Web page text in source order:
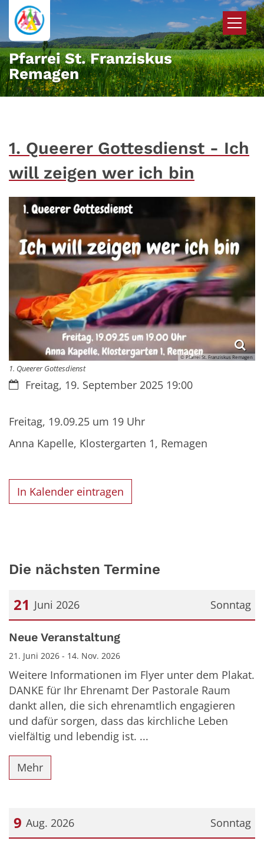
Zum Inhalt springen
Pfarrei St. Franziskus
Remagen
1. Queerer Gottesdienst - Ich
will zeigen wer ich bin
© Pfarrei St. Franziskus Remagen
1. Queerer Gottesdienst
Datum:Freitag, 19. September 2025 19:00
Freitag, 19.09.25 um 19 Uhr
Anna Kapelle, Klostergarten 1, Remagen
In Kalender eintragen
Die nächsten Termine
Sonntag
21 Juni 2026
Datum: 21. Juni 2026
Neue Veranstaltung
21. Juni 2026 - 14. Nov. 2026
Weitere Informationen im Flyer unter dem Plakat.
DANKE für Ihr Ehrenamt Der Pastorale Raum
dankt allen, die sich ehrenamtlich engagieren
und dafür sorgen, dass das kirchliche Leben
vielfältig und lebendig ist. ...
Mehr
Sonntag
9 Aug. 2026